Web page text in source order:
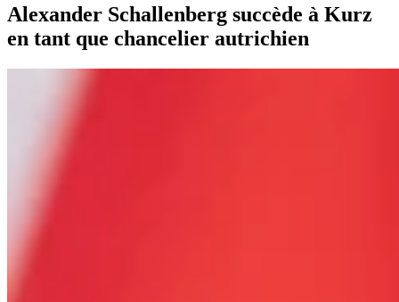
Alexander Schallenberg succède à Kurz
en tant que chancelier autrichien